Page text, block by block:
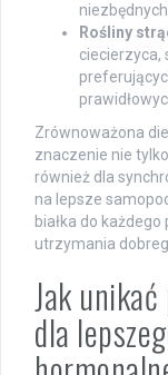
Rośliny
ciecierzyca,
Zrównoważona
znaczenie nie
również dla
na lepsze
białka do
utrzymania
Jak
dla